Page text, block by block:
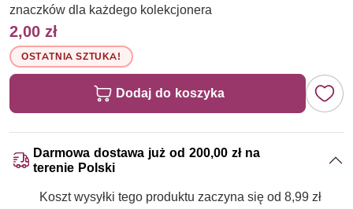
znaczków dla każdego kolekcjonera
2,00 zł
OSTATNIA SZTUKA!
Dodaj do koszyka
Darmowa dostawa już od 200,00 zł na
terenie Polski
Koszt wysyłki tego produktu zaczyna się od 8,99 zł